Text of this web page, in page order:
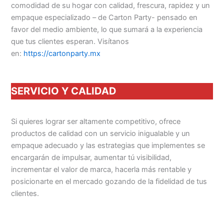
comodidad de su hogar con calidad, frescura, rapidez y un
empaque especializado – de Carton Party- pensado en
favor del medio ambiente, lo que sumará a la experiencia
que tus clientes esperan. Visítanos
en: https://cartonparty.mx
SERVICIO Y CALIDAD
Si quieres lograr ser altamente competitivo, ofrece
productos de calidad con un servicio inigualable y un
empaque adecuado y las estrategias que implementes se
encargarán de impulsar, aumentar tú visibilidad,
incrementar el valor de marca, hacerla más rentable y
posicionarte en el mercado gozando de la fidelidad de tus
clientes.